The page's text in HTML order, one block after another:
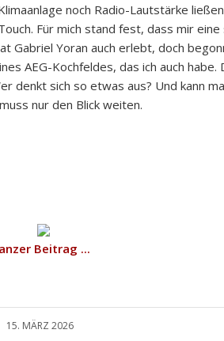
noch Radio-Lautstärke
Für mich stand fest, dass mir
Gabriel Yoran auch erlebt, doch
AEG-Kochfeldes, das ich auch habe.
denkt sich so etwas aus? Und kann
nur den Blick weiten.
Beitrag ...
15. MÄRZ 2026